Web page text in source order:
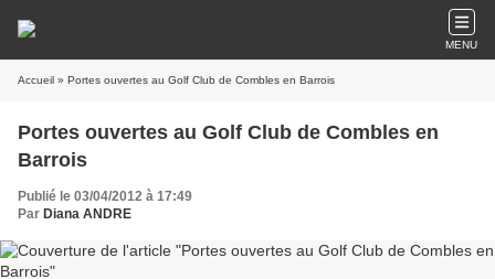
MENU
Accueil » Portes ouvertes au Golf Club de Combles en Barrois
Portes ouvertes au Golf Club de Combles en
Barrois
Publié le 03/04/2012 à 17:49
Par Diana ANDRE